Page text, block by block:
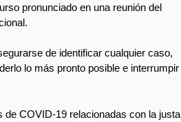
pronunciado en una reunión del
de identificar cualquier caso,
lo más pronto posible e interrumpir
de COVID-19 relacionadas con la justa